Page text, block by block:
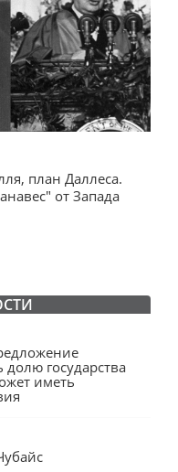
план Даллеса.
от Запада
государства
иметь